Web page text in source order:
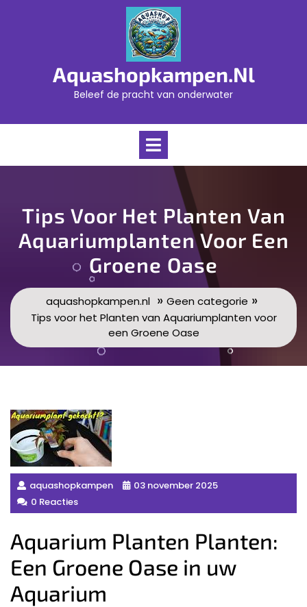
Aquashopkampen.nl
Beleef de pracht van onderwater
Open
Tips Voor Het Planten Van
Aquariumplanten Voor Een
Groene Oase
aquashopkampen.nl » Geen categorie »
Tips voor het Planten van Aquariumplanten voor
een Groene Oase
aquashopkampen
03 november 2025
0 Reacties
Aquarium Planten Planten:
Een Groene Oase in uw
Aquarium